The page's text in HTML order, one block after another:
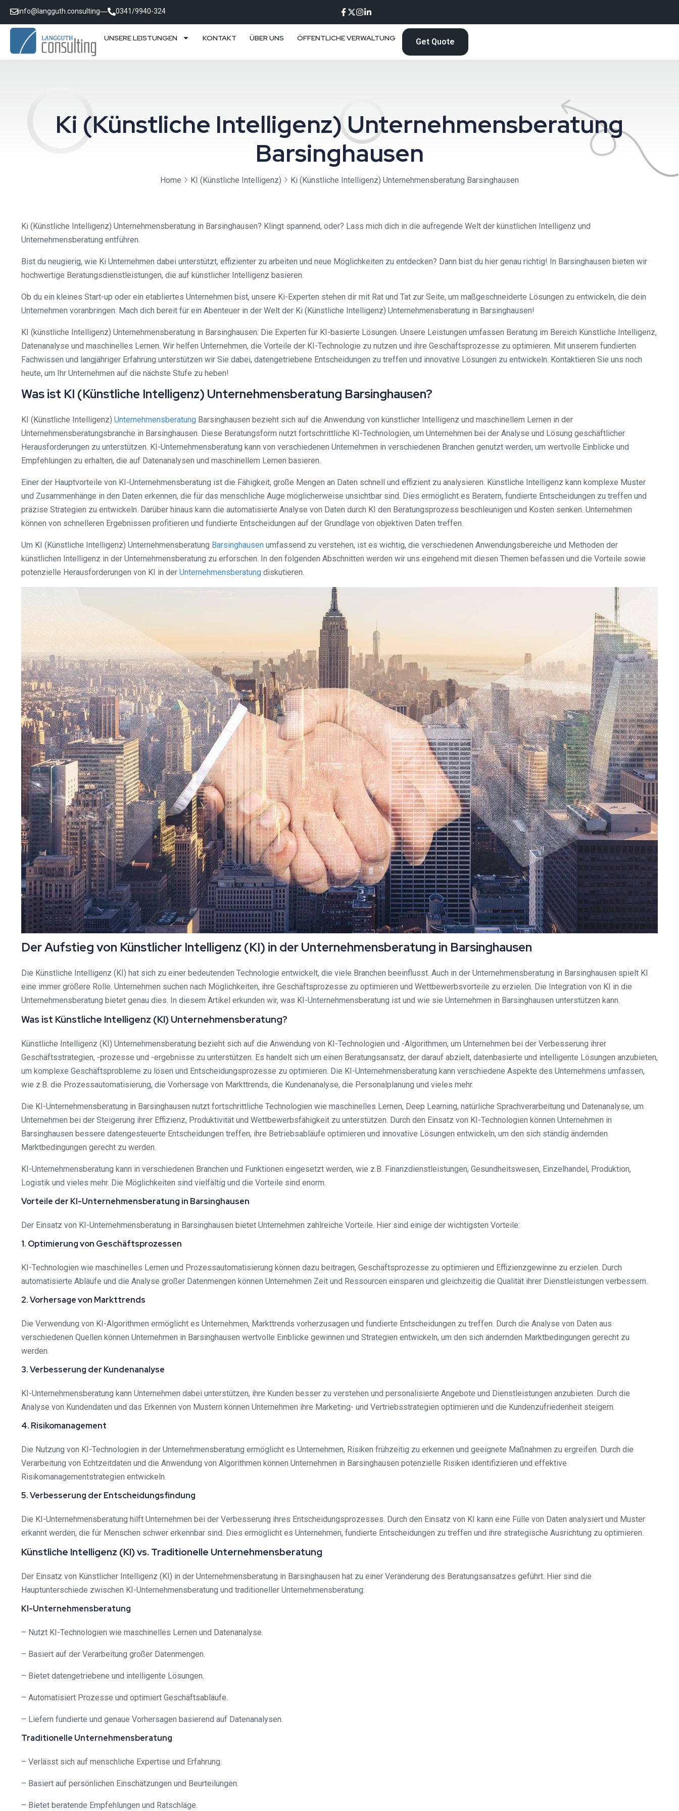
info@langguth.consulting 0341/9940-324
UNSERE LEISTUNGEN KONTAKT ÜBER UNS ÖFFENTLICHE VERWALTUNG Get Quote
Ki (Künstliche Intelligenz) Unternehmensberatung
Barsinghausen
Home KI (Künstliche Intelligenz) Ki (Künstliche Intelligenz) Unternehmensberatung Barsinghausen
Ki (Künstliche Intelligenz) Unternehmensberatung in Barsinghausen? Klingt spannend, oder? Lass mich dich in die aufregende Welt der künstlichen Intelligenz und
Unternehmensberatung entführen.
Bist du neugierig, wie Ki Unternehmen dabei unterstützt, effizienter zu arbeiten und neue Möglichkeiten zu entdecken? Dann bist du hier genau richtig! In Barsinghausen bieten wir
hochwertige Beratungsdienstleistungen, die auf künstlicher Intelligenz basieren.
Ob du ein kleines Start-up oder ein etabliertes Unternehmen bist, unsere Ki-Experten stehen dir mit Rat und Tat zur Seite, um maßgeschneiderte Lösungen zu entwickeln, die dein
Unternehmen voranbringen. Mach dich bereit für ein Abenteuer in der Welt der Ki (Künstliche Intelligenz) Unternehmensberatung in Barsinghausen!
KI (künstliche Intelligenz) Unternehmensberatung in Barsinghausen: Die Experten für KI-basierte Lösungen. Unsere Leistungen umfassen Beratung im Bereich Künstliche Intelligenz,
Datenanalyse und maschinelles Lernen. Wir helfen Unternehmen, die Vorteile der KI-Technologie zu nutzen und ihre Geschäftsprozesse zu optimieren. Mit unserem fundierten
Fachwissen und langjähriger Erfahrung unterstützen wir Sie dabei, datengetriebene Entscheidungen zu treffen und innovative Lösungen zu entwickeln. Kontaktieren Sie uns noch
heute, um Ihr Unternehmen auf die nächste Stufe zu heben!
Was ist KI (Künstliche Intelligenz) Unternehmensberatung Barsinghausen?
KI (Künstliche Intelligenz) Unternehmensberatung Barsinghausen bezieht sich auf die Anwendung von künstlicher Intelligenz und maschinellem Lernen in der
Unternehmensberatungsbranche in Barsinghausen. Diese Beratungsform nutzt fortschrittliche KI-Technologien, um Unternehmen bei der Analyse und Lösung geschäftlicher
Herausforderungen zu unterstützen. KI-Unternehmensberatung kann von verschiedenen Unternehmen in verschiedenen Branchen genutzt werden, um wertvolle Einblicke und
Empfehlungen zu erhalten, die auf Datenanalysen und maschinellem Lernen basieren.
Einer der Hauptvorteile von KI-Unternehmensberatung ist die Fähigkeit, große Mengen an Daten schnell und effizient zu analysieren. Künstliche Intelligenz kann komplexe Muster
und Zusammenhänge in den Daten erkennen, die für das menschliche Auge möglicherweise unsichtbar sind. Dies ermöglicht es Beratern, fundierte Entscheidungen zu treffen und
präzise Strategien zu entwickeln. Darüber hinaus kann die automatisierte Analyse von Daten durch KI den Beratungsprozess beschleunigen und Kosten senken. Unternehmen
können von schnelleren Ergebnissen profitieren und fundierte Entscheidungen auf der Grundlage von objektiven Daten treffen.
Um KI (Künstliche Intelligenz) Unternehmensberatung Barsinghausen umfassend zu verstehen, ist es wichtig, die verschiedenen Anwendungsbereiche und Methoden der
künstlichen Intelligenz in der Unternehmensberatung zu erforschen. In den folgenden Abschnitten werden wir uns eingehend mit diesen Themen befassen und die Vorteile sowie
potenzielle Herausforderungen von KI in der Unternehmensberatung diskutieren.
Der Aufstieg von Künstlicher Intelligenz (KI) in der Unternehmensberatung in Barsinghausen
Die Künstliche Intelligenz (KI) hat sich zu einer bedeutenden Technologie entwickelt, die viele Branchen beeinflusst. Auch in der Unternehmensberatung in Barsinghausen spielt KI
eine immer größere Rolle. Unternehmen suchen nach Möglichkeiten, ihre Geschäftsprozesse zu optimieren und Wettbewerbsvorteile zu erzielen. Die Integration von KI in die
Unternehmensberatung bietet genau dies. In diesem Artikel erkunden wir, was KI-Unternehmensberatung ist und wie sie Unternehmen in Barsinghausen unterstützen kann.
Was ist Künstliche Intelligenz (KI) Unternehmensberatung?
Künstliche Intelligenz (KI) Unternehmensberatung bezieht sich auf die Anwendung von KI-Technologien und -Algorithmen, um Unternehmen bei der Verbesserung ihrer
Geschäftsstrategien, -prozesse und -ergebnisse zu unterstützen. Es handelt sich um einen Beratungsansatz, der darauf abzielt, datenbasierte und intelligente Lösungen anzubieten,
um komplexe Geschäftsprobleme zu lösen und Entscheidungsprozesse zu optimieren. Die KI-Unternehmensberatung kann verschiedene Aspekte des Unternehmens umfassen,
wie z.B. die Prozessautomatisierung, die Vorhersage von Markttrends, die Kundenanalyse, die Personalplanung und vieles mehr.
Die KI-Unternehmensberatung in Barsinghausen nutzt fortschrittliche Technologien wie maschinelles Lernen, Deep Learning, natürliche Sprachverarbeitung und Datenanalyse, um
Unternehmen bei der Steigerung ihrer Effizienz, Produktivität und Wettbewerbsfähigkeit zu unterstützen. Durch den Einsatz von KI-Technologien können Unternehmen in
Barsinghausen bessere datengesteuerte Entscheidungen treffen, ihre Betriebsabläufe optimieren und innovative Lösungen entwickeln, um den sich ständig ändernden
Marktbedingungen gerecht zu werden.
KI-Unternehmensberatung kann in verschiedenen Branchen und Funktionen eingesetzt werden, wie z.B. Finanzdienstleistungen, Gesundheitswesen, Einzelhandel, Produktion,
Logistik und vieles mehr. Die Möglichkeiten sind vielfältig und die Vorteile sind enorm.
Vorteile der KI-Unternehmensberatung in Barsinghausen
Der Einsatz von KI-Unternehmensberatung in Barsinghausen bietet Unternehmen zahlreiche Vorteile. Hier sind einige der wichtigsten Vorteile:
1. Optimierung von Geschäftsprozessen
KI-Technologien wie maschinelles Lernen und Prozessautomatisierung können dazu beitragen, Geschäftsprozesse zu optimieren und Effizienzgewinne zu erzielen. Durch
automatisierte Abläufe und die Analyse großer Datenmengen können Unternehmen Zeit und Ressourcen einsparen und gleichzeitig die Qualität ihrer Dienstleistungen verbessern.
2. Vorhersage von Markttrends
Die Verwendung von KI-Algorithmen ermöglicht es Unternehmen, Markttrends vorherzusagen und fundierte Entscheidungen zu treffen. Durch die Analyse von Daten aus
verschiedenen Quellen können Unternehmen in Barsinghausen wertvolle Einblicke gewinnen und Strategien entwickeln, um den sich ändernden Marktbedingungen gerecht zu
werden.
3. Verbesserung der Kundenanalyse
KI-Unternehmensberatung kann Unternehmen dabei unterstützen, ihre Kunden besser zu verstehen und personalisierte Angebote und Dienstleistungen anzubieten. Durch die
Analyse von Kundendaten und das Erkennen von Mustern können Unternehmen ihre Marketing- und Vertriebsstrategien optimieren und die Kundenzufriedenheit steigern.
4. Risikomanagement
Die Nutzung von KI-Technologien in der Unternehmensberatung ermöglicht es Unternehmen, Risiken frühzeitig zu erkennen und geeignete Maßnahmen zu ergreifen. Durch die
Verarbeitung von Echtzeitdaten und die Anwendung von Algorithmen können Unternehmen in Barsinghausen potenzielle Risiken identifizieren und effektive
Risikomanagementstrategien entwickeln.
5. Verbesserung der Entscheidungsfindung
Die KI-Unternehmensberatung hilft Unternehmen bei der Verbesserung ihres Entscheidungsprozesses. Durch den Einsatz von KI kann eine Fülle von Daten analysiert und Muster
erkannt werden, die für Menschen schwer erkennbar sind. Dies ermöglicht es Unternehmen, fundierte Entscheidungen zu treffen und ihre strategische Ausrichtung zu optimieren.
Künstliche Intelligenz (KI) vs. Traditionelle Unternehmensberatung
Der Einsatz von Künstlicher Intelligenz (KI) in der Unternehmensberatung in Barsinghausen hat zu einer Veränderung des Beratungsansatzes geführt. Hier sind die
Hauptunterschiede zwischen KI-Unternehmensberatung und traditioneller Unternehmensberatung:
KI-Unternehmensberatung
– Nutzt KI-Technologien wie maschinelles Lernen und Datenanalyse.
– Basiert auf der Verarbeitung großer Datenmengen.
– Bietet datengetriebene und intelligente Lösungen.
– Automatisiert Prozesse und optimiert Geschäftsabläufe.
– Liefern fundierte und genaue Vorhersagen basierend auf Datenanalysen.
Traditionelle Unternehmensberatung
– Verlässt sich auf menschliche Expertise und Erfahrung.
– Basiert auf persönlichen Einschätzungen und Beurteilungen.
– Bietet beratende Empfehlungen und Ratschläge.